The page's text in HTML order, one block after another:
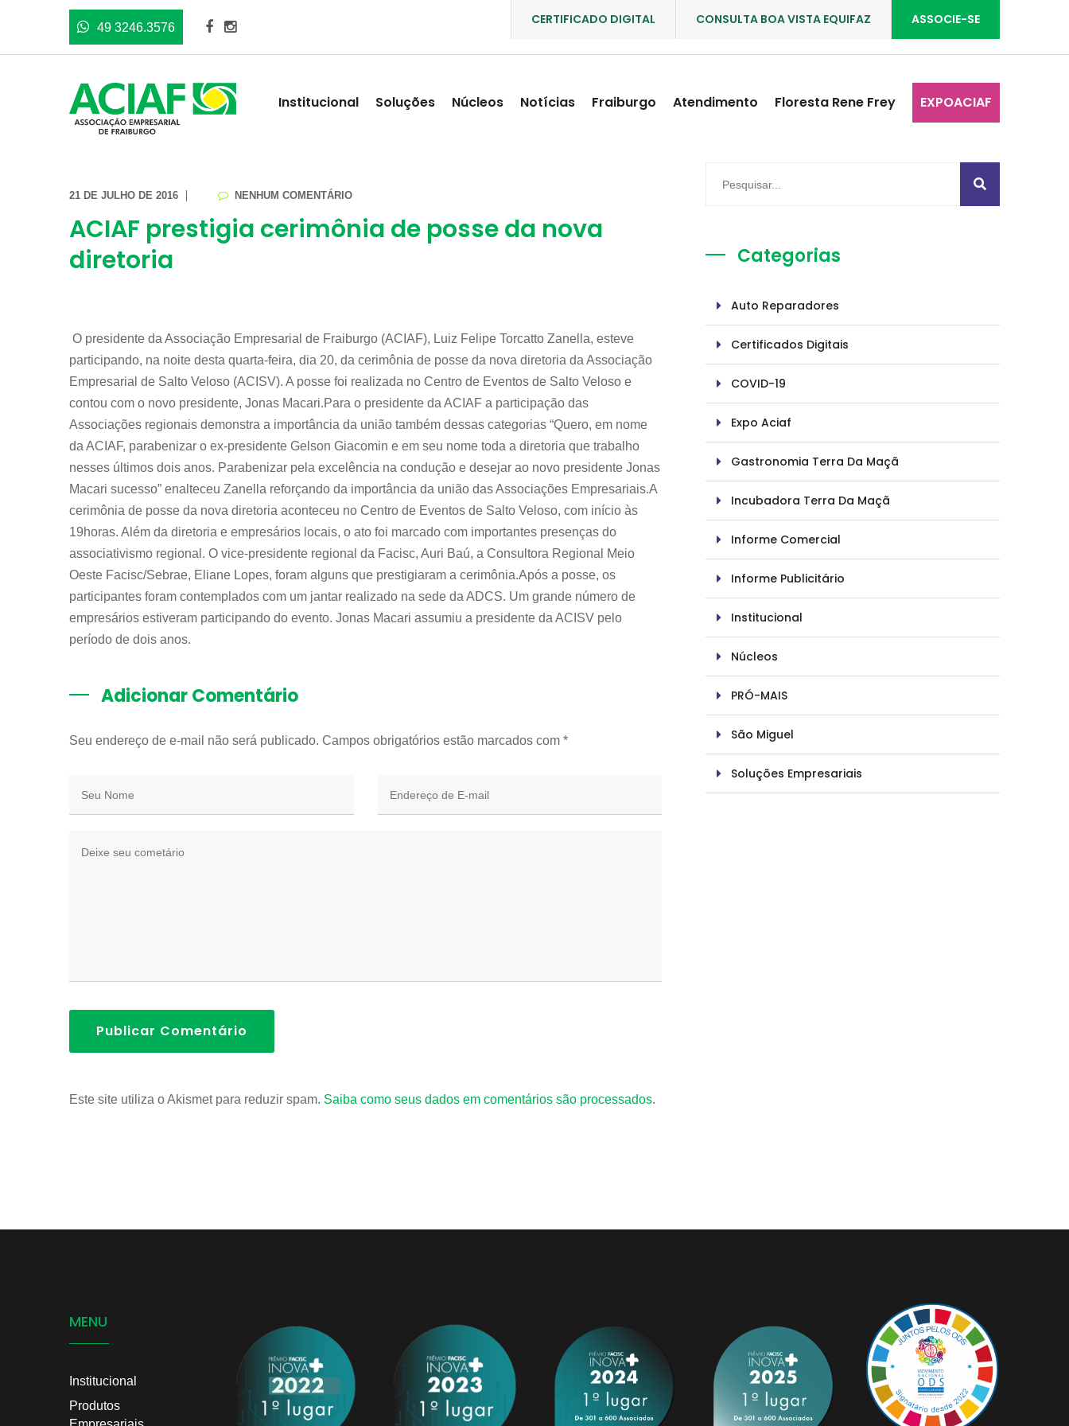
49 3246.3576
ASSOCIE-SE
CONSULTA BOA VISTA EQUIFAZ
CERTIFICADO DIGITAL
Institucional Soluções Núcleos Notícias Fraiburgo Atendimento Floresta Rene Frey EXPOACIAF
21 DE JULHO DE 2016 NENHUM COMENTÁRIO
ACIAF prestigia cerimônia de posse da nova
diretoria
O presidente da Associação Empresarial de Fraiburgo (ACIAF), Luiz Felipe Torcatto Zanella, esteve
participando, na noite desta quarta-feira, dia 20, da cerimônia de posse da nova diretoria da Associação
Empresarial de Salto Veloso (ACISV). A posse foi realizada no Centro de Eventos de Salto Veloso e
contou com o novo presidente, Jonas Macari.Para o presidente da ACIAF a participação das
Associações regionais demonstra a importância da união também dessas categorias “Quero, em nome
da ACIAF, parabenizar o ex-presidente Gelson Giacomin e em seu nome toda a diretoria que trabalho
nesses últimos dois anos. Parabenizar pela excelência na condução e desejar ao novo presidente Jonas
Macari sucesso” enalteceu Zanella reforçando da importância da união das Associações Empresariais.A
cerimônia de posse da nova diretoria aconteceu no Centro de Eventos de Salto Veloso, com início às
19horas. Além da diretoria e empresários locais, o ato foi marcado com importantes presenças do
associativismo regional. O vice-presidente regional da Facisc, Auri Baú, a Consultora Regional Meio
Oeste Facisc/Sebrae, Eliane Lopes, foram alguns que prestigiaram a cerimônia.Após a posse, os
participantes foram contemplados com um jantar realizado na sede da ADCS. Um grande número de
empresários estiveram participando do evento. Jonas Macari assumiu a presidente da ACISV pelo
período de dois anos.
Adicionar Comentário
Seu endereço de e-mail não será publicado. Campos obrigatórios estão marcados com *
Publicar Comentário
Este site utiliza o Akismet para reduzir spam. Saiba como seus dados em comentários são processados.
Categorias
Auto Reparadores
Certificados Digitais
COVID-19
Expo Aciaf
Gastronomia Terra Da Maçã
Incubadora Terra Da Maçã
Informe Comercial
Informe Publicitário
Institucional
Núcleos
PRÓ-MAIS
São Miguel
Soluções Empresariais
MENU
Institucional
Produtos